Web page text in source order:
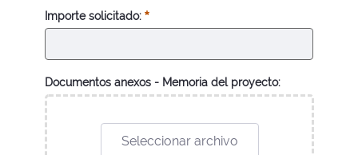
Importe solicitado:
Documentos anexos - Memoria del proyecto:
Seleccionar archivo